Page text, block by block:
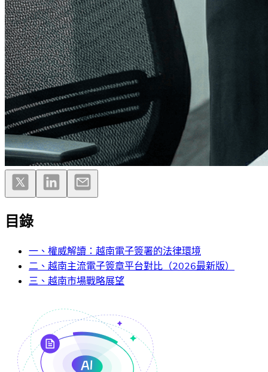
目錄
一、權威解讀：越南電子簽署的法律環境
二、越南主流電子簽章平台對比（2026最新版）
三、越南市場戰略展望